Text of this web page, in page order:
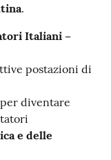
.
Italiani –
postazioni di
diventare
e delle